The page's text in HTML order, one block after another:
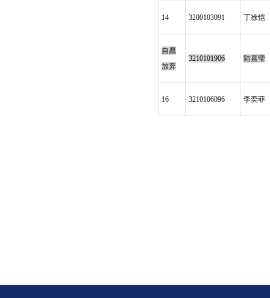
14 3200103091 丁徐恺
自愿
放弃
3210101906 陆嘉莹
16 3210106096 李奕菲